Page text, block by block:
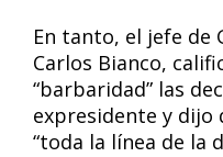
En tanto, el jefe de
Carlos Bianco,
“barbaridad” las
expresidente y dijo
“toda la línea de la